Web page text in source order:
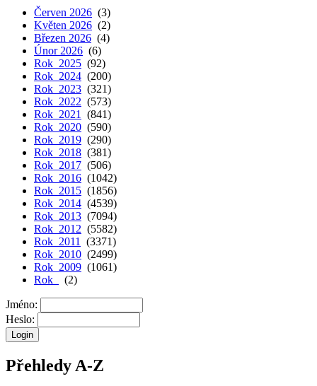
Červen 2026 (3)
Květen 2026 (2)
Březen 2026 (4)
Únor 2026 (6)
Rok 2025 (92)
Rok 2024 (200)
Rok 2023 (321)
Rok 2022 (573)
Rok 2021
(841)
Rok 2020 (590)
Rok 2019 (290)
Rok 2018 (381)
Rok 2017 (506)
Rok 2016 (1042)
Rok 2015 (1856)
Rok 2014 (4539)
Rok 2013 (7094)
Rok 2012 (5582)
Rok 2011
(3371)
Rok 2010 (2499)
Rok 2009 (1061)
Rok
(2)
Jméno:
Heslo:
Přehledy A-Z